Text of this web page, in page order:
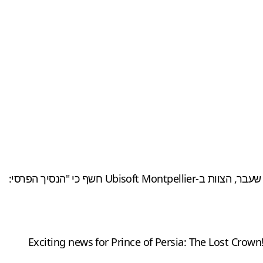
יוביסופט הבטיחה עדכונים עתידיים בחינם למשחק, וכעת הצוות שיתף את מפת הדרכים לנסיך הפרסי. זאת לאחר שבסוף החודש שעבר, הצוות ב-Ubisoft Montpellier חשף כי "הנסיך הפרסי:
Exciting news for Prince of Persia: The Lost Crown!